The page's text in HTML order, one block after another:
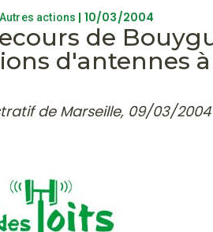
Autres actions | 10/03/2004
de
d'antennes
de Marseille, 09/03/2004